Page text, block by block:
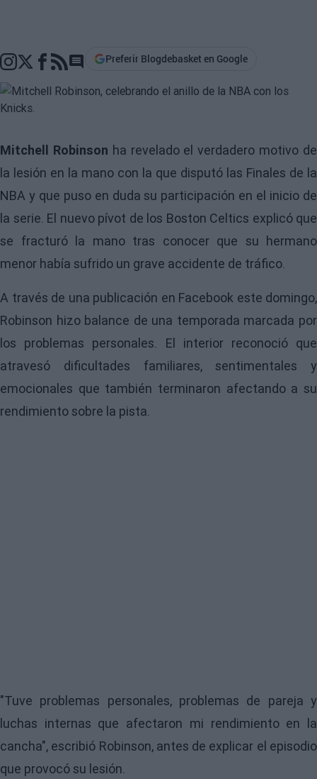
Go to comments section
Preferir Blogdebasket en Google
Mitchell Robinson ha revelado el verdadero motivo de
la lesión en la mano con la que disputó las Finales de la
NBA y que puso en duda su participación en el inicio de
la serie. El nuevo pívot de los Boston Celtics explicó que
se fracturó la mano tras conocer que su hermano
menor había sufrido un grave accidente de tráfico.
A través de una publicación en Facebook este domingo,
Robinson hizo balance de una temporada marcada por
los problemas personales. El interior reconoció que
atravesó dificultades familiares, sentimentales y
emocionales que también terminaron afectando a su
rendimiento sobre la pista.
"Tuve problemas personales, problemas de pareja y
luchas internas que afectaron mi rendimiento en la
cancha", escribió Robinson, antes de explicar el episodio
que provocó su lesión.